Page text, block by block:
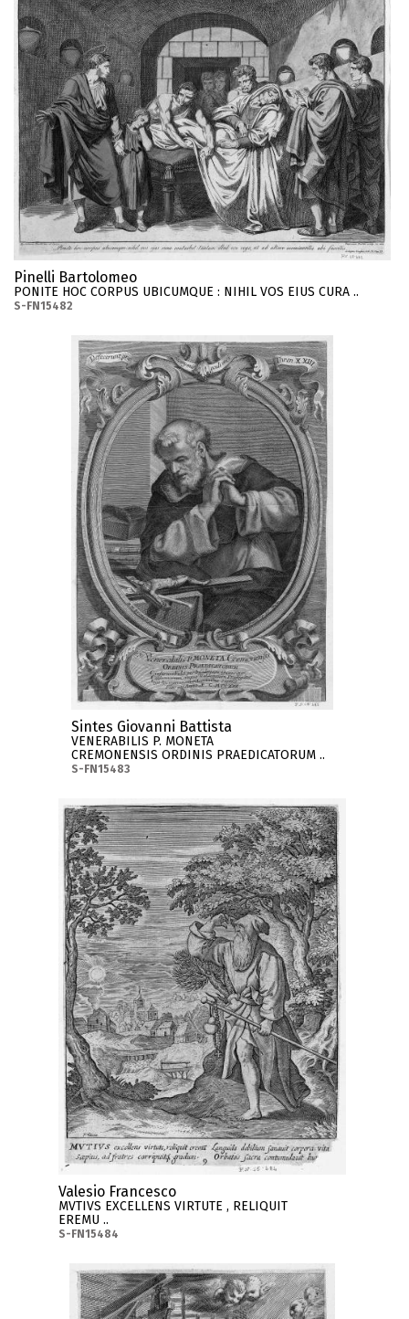
Pinelli Bartolomeo
PONITE HOC CORPUS UBICUMQUE : NIHIL VOS EIUS CURA ..
S-FN15482
Sintes Giovanni Battista
VENERABILIS P. MONETA
CREMONENSIS ORDINIS PRAEDICATORUM ..
S-FN15483
Valesio Francesco
MVTIVS EXCELLENS VIRTUTE , RELIQUIT
EREMU ..
S-FN15484